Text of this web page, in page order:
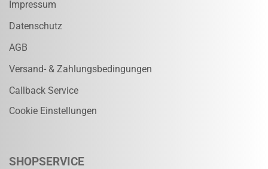
Impressum
Datenschutz
AGB
Versand- & Zahlungsbedingungen
Callback Service
Cookie Einstellungen
SHOPSERVICE